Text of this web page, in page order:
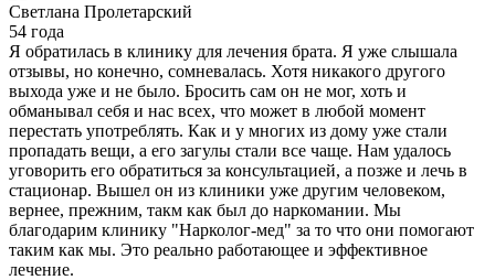
Светлана Пролетарский
54 года
Я обратилась в клинику для лечения брата. Я уже слышала
отзывы, но конечно, сомневалась. Хотя никакого другого
выхода уже и не было. Бросить сам он не мог, хоть и
обманывал себя и нас всех, что может в любой момент
перестать употреблять. Как и у многих из дому уже стали
пропадать вещи, а его загулы стали все чаще. Нам удалось
уговорить его обратиться за консультацией, а позже и лечь в
стационар. Вышел он из клиники уже другим человеком,
вернее, прежним, такм как был до наркомании. Мы
благодарим клинику "Нарколог-мед" за то что они помогают
таким как мы. Это реально работающее и эффективное
лечение.